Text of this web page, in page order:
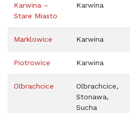
Karwina –
Stare Miasto
Karwina
Marklowice Karwina
Piotrowice Karwina
Olbrachcice
Olbrachcice,
Stonawa,
Sucha